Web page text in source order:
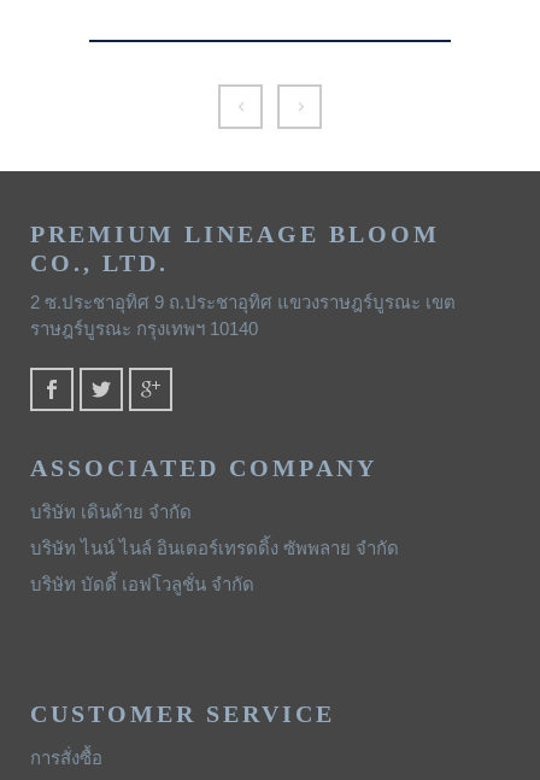
PREMIUM LINEAGE BLOOM
CO., LTD.
2 ซ.ประชาอุทิศ 9 ถ.ประชาอุทิศ แขวงราษฎร์บูรณะ เขต
ราษฎร์บูรณะ กรุงเทพฯ 10140
ASSOCIATED COMPANY
บริษัท เดินด้าย จำกัด
บริษัท ไนน์ ไนล์ อินเตอร์เทรดดิ้ง ซัพพลาย จำกัด
บริษัท บัดดี้ เอฟโวลูชั่น จำกัด
CUSTOMER SERVICE
การสั่งซื้อ